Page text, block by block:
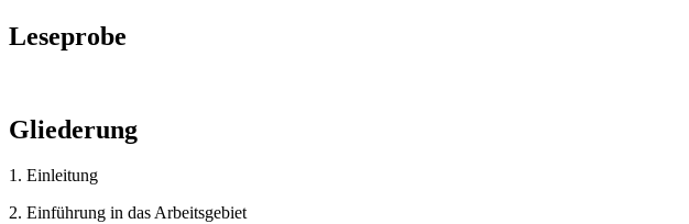
Leseprobe
Gliederung
1. Einleitung
2. Einführung in das Arbeitsgebiet